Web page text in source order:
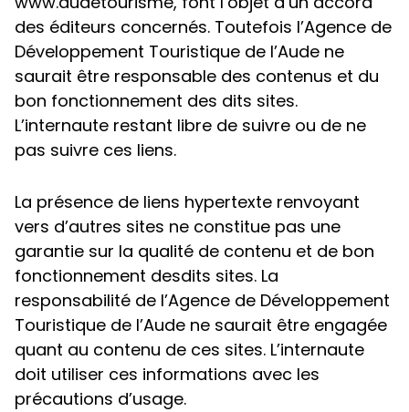
des éditeurs concernés. Toutefois l’Agence de
Développement Touristique de l’Aude ne
saurait être responsable des contenus et du
bon fonctionnement des dits sites.
L’internaute restant libre de suivre ou de ne
pas suivre ces liens.
La présence de liens hypertexte renvoyant
vers d’autres sites ne constitue pas une
garantie sur la qualité de contenu et de bon
fonctionnement desdits sites. La
responsabilité de l’Agence de Développement
Touristique de l’Aude ne saurait être engagée
quant au contenu de ces sites. L’internaute
doit utiliser ces informations avec les
précautions d’usage.